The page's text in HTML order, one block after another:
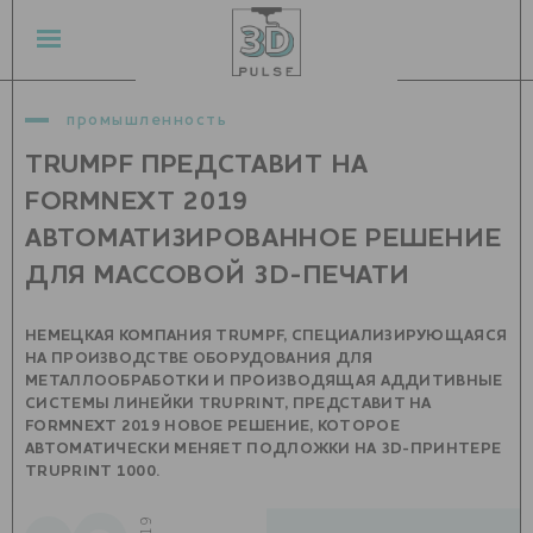
промышленность
TRUMPF ПРЕДСТАВИТ НА
FORMNEXT 2019
АВТОМАТИЗИРОВАННОЕ РЕШЕНИЕ
ДЛЯ МАССОВОЙ 3D-ПЕЧАТИ
НЕМЕЦКАЯ КОМПАНИЯ TRUMPF, СПЕЦИАЛИЗИРУЮЩАЯСЯ
НА ПРОИЗВОДСТВЕ ОБОРУДОВАНИЯ ДЛЯ
МЕТАЛЛООБРАБОТКИ И ПРОИЗВОДЯЩАЯ АДДИТИВНЫЕ
СИСТЕМЫ ЛИНЕЙКИ TRUPRINT, ПРЕДСТАВИТ НА
FORMNEXT 2019 НОВОЕ РЕШЕНИЕ, КОТОРОЕ
АВТОМАТИЧЕСКИ МЕНЯЕТ ПОДЛОЖКИ НА 3D-ПРИНТЕРЕ
TRUPRINT 1000.